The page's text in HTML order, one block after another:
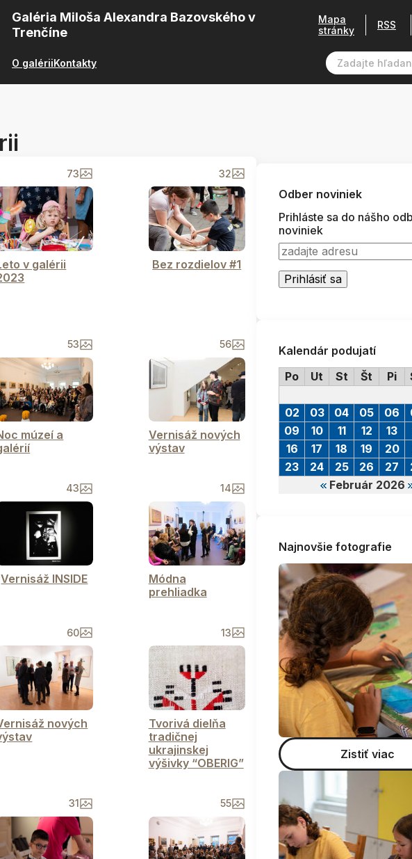
Galéria Miloša Alexandra Bazovského v
Trenčíne
O galériiKontakty
Mapa
stránky
RSS
73
v galérii
32
Bez rozdielov #1
53
múzeí a
56
Vernisáž nových
výstav
43
Vernisáž INSIDE
14
Módna
prehliadka
60
nových
13
Tvorivá dielňa
tradičnej
ukrajinskej
výšivky “OBERIG”
31 55
Odber noviniek
Prihláste sa do nášho
noviniek
Kalendár podujatí
Po
Ut St Št Pi
Február 2026
02
03 04 05 06
09
10 11 12 13
16
17 18 19 20
23
24 25 26 27
Najnovšie fotografie
Zistiť viac